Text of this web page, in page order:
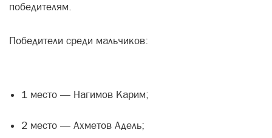
победителям.
Победители среди мальчиков:
1 место — Нагимов Карим;
2 место — Ахметов Адель;